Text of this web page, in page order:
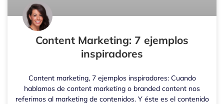
Content Marketing: 7 ejemplos
inspiradores
Content marketing, 7 ejemplos inspiradores: Cuando
hablamos de content marketing o branded content nos
referimos al marketing de contenidos. Y éste es el contenido